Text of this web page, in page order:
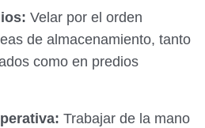
Velar por el orden
de almacenamiento, tanto
como en predios
Trabajar de la mano